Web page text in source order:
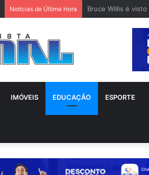
Notícias de Última Hora Bruce Willis é
IMÓVEIS EDUCAÇÃO ESPORTE